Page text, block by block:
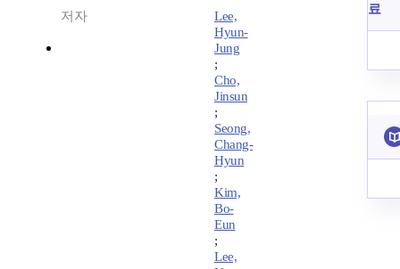
저자
Lee,
Hyun-
Jung
;
Cho,
Jinsun
;
Seong,
Chang-
Hyun
;
Kim,
Bo-
Eun
;
Lee,
료